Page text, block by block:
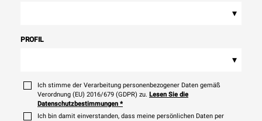
▾
PROFIL
▾
Ich stimme der Verarbeitung personenbezogener Daten gemäß
Verordnung (EU) 2016/679 (GDPR) zu. Lesen Sie die
Datenschutzbestimmungen *
Ich bin damit einverstanden, dass meine persönlichen Daten per